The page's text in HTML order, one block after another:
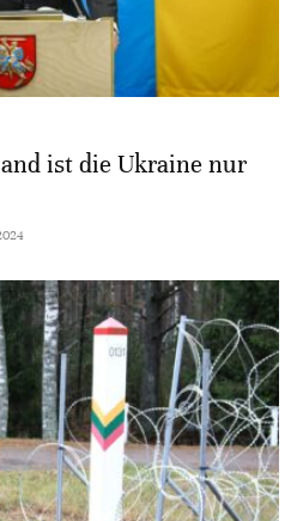
ist die Ukraine nur